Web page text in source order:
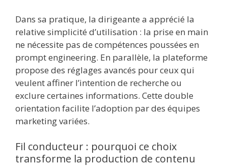
Dans sa pratique, la dirigeante a apprécié la
relative simplicité d’utilisation : la prise en main
ne nécessite pas de compétences poussées en
prompt engineering. En parallèle, la plateforme
propose des réglages avancés pour ceux qui
veulent affiner l’intention de recherche ou
exclure certaines informations. Cette double
orientation facilite l’adoption par des équipes
marketing variées.
Fil conducteur : pourquoi ce choix
transforme la production de contenu